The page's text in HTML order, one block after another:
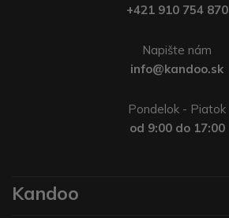
+421 910 754 870
Napište nám
info@kandoo.sk
Pondelok - Piatok
od 9:00 do 17:00
Kandoo